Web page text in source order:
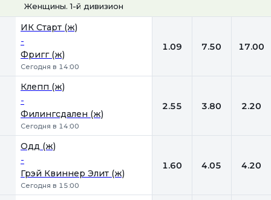
Женщины. 1-й дивизион
ИК Старт (ж)
-
Фригг (ж)
Сегодня в 14:00
1.09 7.50 17.00
Клепп (ж)
-
Филингсдален (ж)
Сегодня в 14:00
2.55 3.80 2.20
Одд (ж)
-
Грэй Квиннер Элит (ж)
Сегодня в 15:00
1.60 4.05 4.20